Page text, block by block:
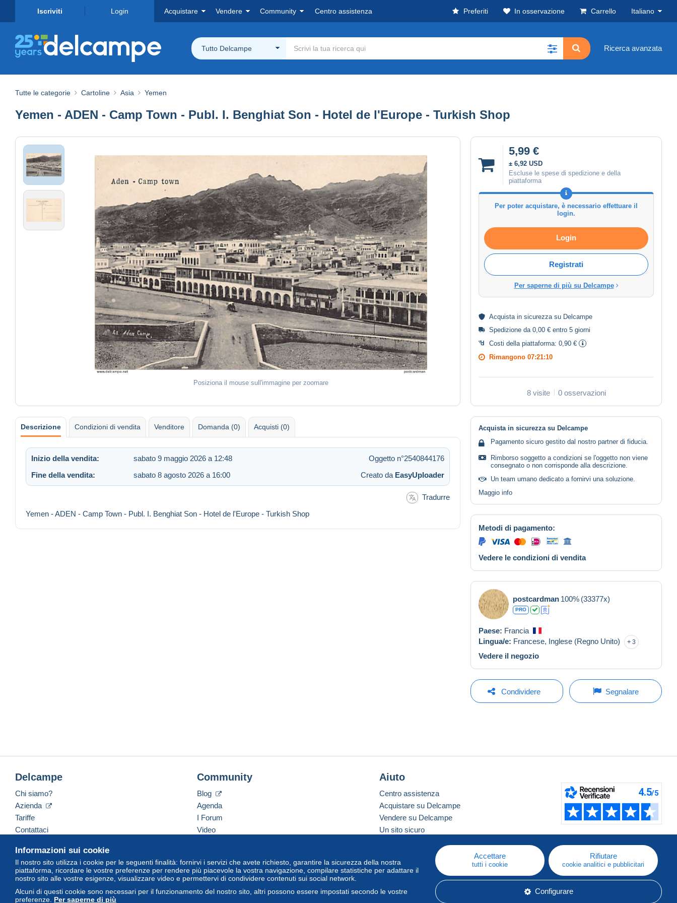
Iscriviti Login Acquistare Vendere Community Centro assistenza Preferiti In osservazione Carrello Italiano
Tutto Delcampe Ricerca avanzata
Tutte le categorie Cartoline Asia Yemen
Yemen - ADEN - Camp Town - Publ. I. Benghiat Son - Hotel de l'Europe - Turkish Shop
Posiziona il mouse sull'immagine per zoomare
5,99 €
± 6,92 USD
Escluse le spese di spedizione e della
piattaforma
Per poter acquistare, è necessario effettuare il
login.
Login
Registrati
Per saperne di più su Delcampe
Acquista in sicurezza su Delcampe
Spedizione da 0,00 € entro 5 giorni
Costi della piattaforma: 0,90 €
Rimangono 07:21:10
8 visite 0 osservazioni
Descrizione Condizioni di vendita Venditore Domanda (0) Acquisti (0)
Inizio della vendita: sabato 9 maggio 2026 a 12:48
Oggetto n°2540844176
Fine della vendita:
sabato 8 agosto 2026 a 16:00 Creato da EasyUploader
Tradurre
Yemen - ADEN - Camp Town - Publ. I. Benghiat Son - Hotel de l'Europe - Turkish Shop
Acquista in sicurezza su Delcampe
Pagamento sicuro gestito dal nostro partner di fiducia.
Rimborso soggetto a condizioni se l'oggetto non viene
consegnato o non corrisponde alla descrizione.
Un team umano dedicato a fornirvi una soluzione.
Maggio info
Metodi di pagamento:
Vedere le condizioni di vendita
postcardman 100% (33377x)
PRO
Paese: Francia
Lingua/e: Francese, Inglese (Regno Unito) 3
Vedere il negozio
Condividere Segnalare
Informazioni sui cookie
Il nostro sito utilizza i cookie per le seguenti finalità: fornirvi i servizi che avete richiesto, garantire la sicurezza della nostra
piattaforma, ricordare le vostre preferenze per rendere più piacevole la vostra navigazione, compilare statistiche per adattare il
nostro sito alle vostre esigenze, visualizzare video e permettervi di condividere contenuti sui social network.
Alcuni di questi cookie sono necessari per il funzionamento del nostro sito, altri possono essere impostati secondo le vostre
preferenze. Per saperne di più
Accettare
tutti i cookie
Rifiutare
cookie analitici e pubblicitari
Configurare
Delcampe
Chi siamo?
Azienda
Tariffe
Contattaci
Community
Blog
Agenda
I Forum
Video
Aiuto
Centro assistenza
Acquistare su Delcampe
Vendere su Delcampe
Un sito sicuro
Italiano USD America/Indiana/Vevay Versione standard
© Delcampe International Srl. Tutti i diritti riservati.